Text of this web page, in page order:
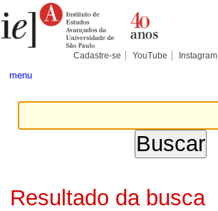
para
conteúdo.
Pessoais
Cadastre-se YouTube Instagram
menu
Resultado da busca